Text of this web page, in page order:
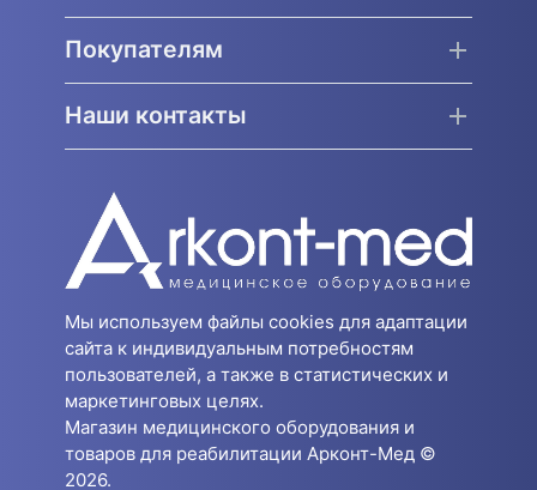
Покупателям
Наши контакты
Мы используем файлы cookies для адаптации
сайта к индивидуальным потребностям
пользователей, а также в статистических и
маркетинговых целях.
Магазин медицинского оборудования и
товаров для реабилитации Арконт-Мед ©
2026.